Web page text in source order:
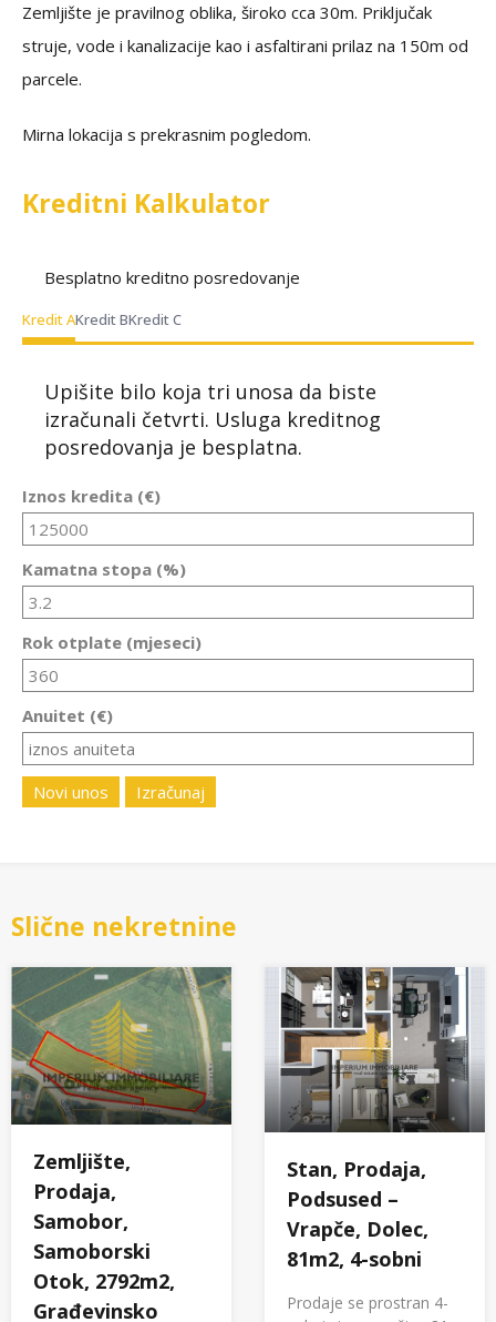
Zemljište je pravilnog oblika, široko cca 30m. Priključak
struje, vode i kanalizacije kao i asfaltirani prilaz na 150m od
parcele.
Mirna lokacija s prekrasnim pogledom.
Kreditni Kalkulator
Besplatno kreditno posredovanje
Kredit AKredit BKredit C
Upišite bilo koja tri unosa da biste
izračunali četvrti. Usluga kreditnog
posredovanja je besplatna.
Iznos kredita (€)
Kamatna stopa (%)
Rok otplate (mjeseci)
Anuitet (€)
Novi unos Izračunaj
Slične nekretnine
Zemljište,
Prodaja,
Samobor,
Samoborski
Otok, 2792m2,
Građevinsko
Stan, Prodaja,
Podsused –
Vrapče, Dolec,
81m2, 4-sobni
Prodaje se prostran 4-